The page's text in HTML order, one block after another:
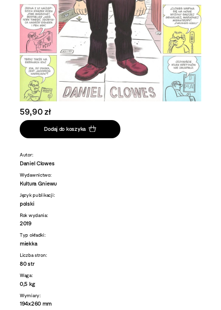
59,90 zł
Dodaj do koszyka
Autor:
Daniel Clowes
Wydawnictwo:
Kultura Gniewu
Język publikacji:
polski
Rok wydania:
2019
Typ okładki:
miekka
Liczba stron:
80 str
Waga:
0,5 kg
Wymiary:
194x260 mm